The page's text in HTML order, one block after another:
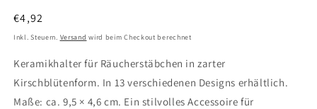
Normaler
Preis
€4,92
Inkl. Steuern. Versand wird beim Checkout berechnet
Keramikhalter für Räucherstäbchen in zarter
Kirschblütenform. In 13 verschiedenen Designs erhältlich.
Maße: ca. 9,5 × 4,6 cm. Ein stilvolles Accessoire für